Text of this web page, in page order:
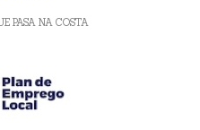
PASA NA COSTA